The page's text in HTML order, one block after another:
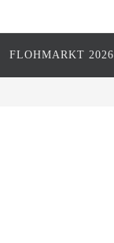
FLOHMARKT 2026